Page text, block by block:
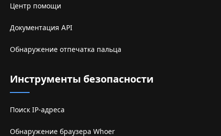
Центр помощи
Документация API
Обнаружение отпечатка пальца
Инструменты безопасности
Поиск IP-адреса
Обнаружение браузера Whoer